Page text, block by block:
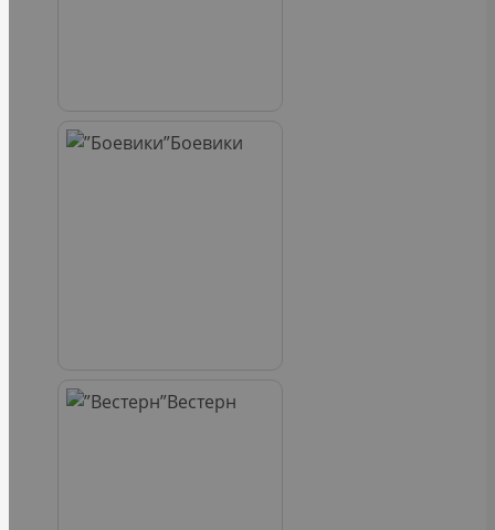
Боевики
Вестерн